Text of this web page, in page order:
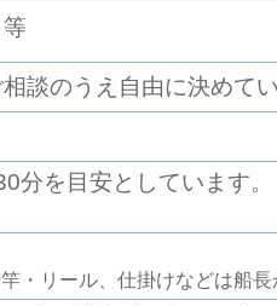
談のうえ自由に決めて
分を目安としています
・リール、仕掛けなどは船